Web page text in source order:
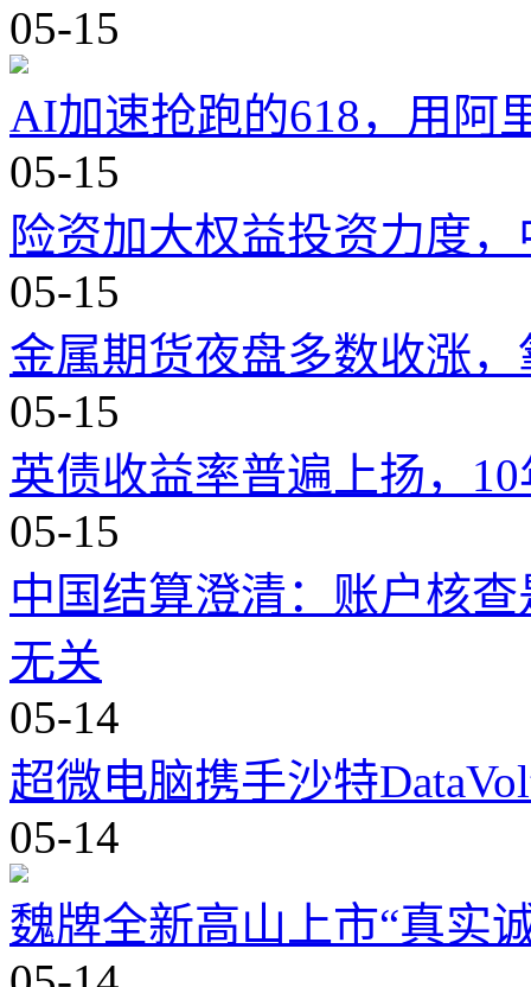
05-15
AI加速抢跑的618，用阿
05-15
险资加大权益投资力度
05-15
金属期货夜盘多数收涨
05-15
英债收益率普遍上扬，
05-15
中国结算澄清：账户核
无关
05-14
超微电脑携手沙特
05-14
魏牌全新高山上市“真实